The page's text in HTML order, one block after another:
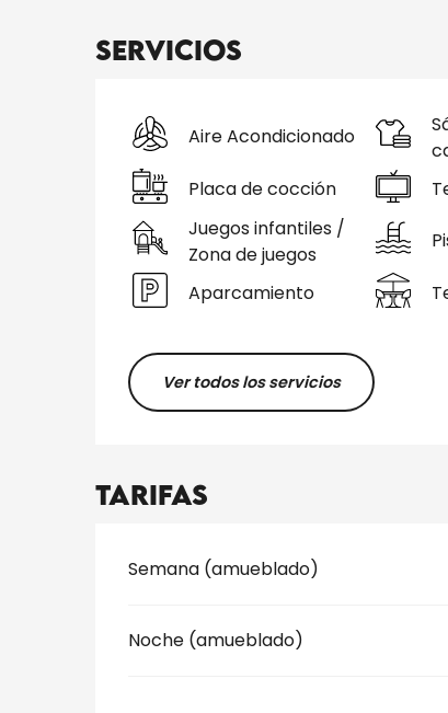
Servicios
Aire Acondicionado
Placa de cocción
Juegos infantiles /
Zona de juegos
Aparcamiento
Ver todos los servicios
Tarifas
Tarifas 2026
Semana (amueblado)
Noche (amueblado)